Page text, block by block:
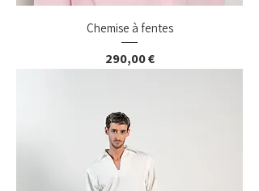
Chemise à fentes
Prix
290,00 €